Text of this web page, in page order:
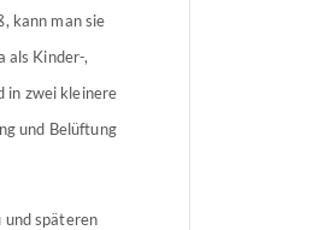
kann man sie
als Kinder-,
in zwei kleinere
und Belüftung
und späteren